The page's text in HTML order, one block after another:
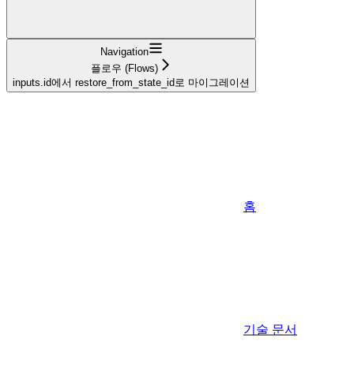
Navigation
플로우 (Flows)
inputs.id에서 restore_from_state_id로 마이그레이션
홈
기술 문서